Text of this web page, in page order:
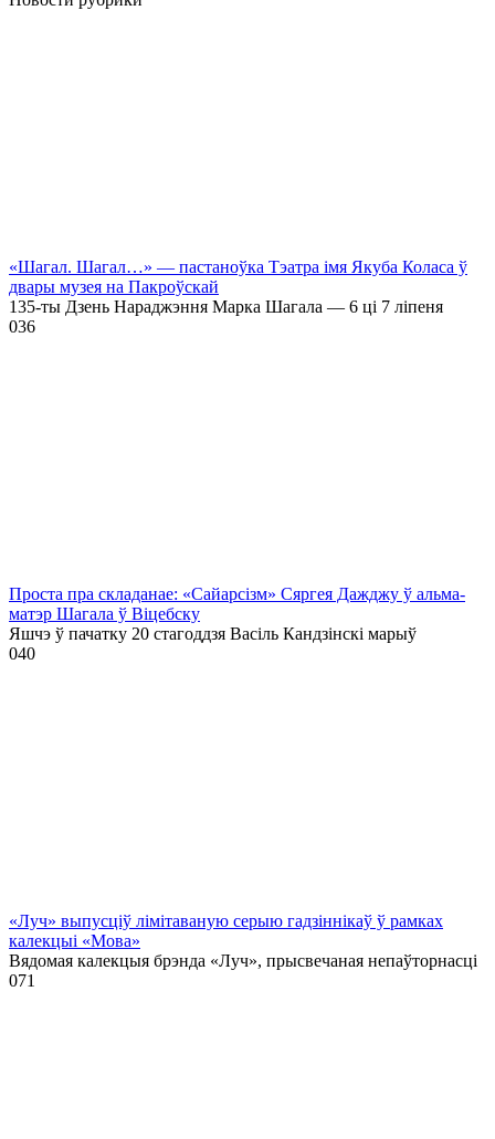
«Шагал. Шагал…» — пастаноўка Тэатра імя Якуба Коласа ў
двары музея на Пакроўскай
135-ты Дзень Нараджэння Марка Шагала — 6 ці 7 ліпеня
036
Проста пра складанае: «Сайарсізм» Сяргея Дажджу ў альма-
матэр Шагала ў Віцебску
Яшчэ ў пачатку 20 стагоддзя Васіль Кандзінскі марыў
040
«Луч» выпусціў лiмiтаваную серыю гадзіннікаў ў рамках
калекцыі «Мова»
Вядомая калекцыя брэнда «Луч», прысвечаная непаўторнасці
071